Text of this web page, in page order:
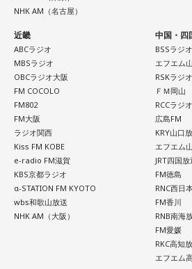
実況： 長谷川太（文化放送アナウンサ
ゲスト： 河合郁人
■番組ページ：
https://www.joqr.co.jp/qr/program/
■番組公式YouTube：
https://www.youtube.com/channel/
4zc-lcA
■メールアドレス：
lions@joqr.net
■番組X： @joqrlion
NHK AM（名古屋）
近畿
ABCラジオ
MBSラジオ
OBCラジオ大阪
FM COCOLO
FM802
FM大阪
ラジオ関西
Kiss FM KOBE
e-radio FM滋賀
KBS京都ラジオ
α-STATION FM KYOTO
wbs和歌山放送
NHK AM（大阪）
中国・四
BSSラジオ
エフエム
RSKラジオ
ＦＭ岡山
RCCラジオ
広島FM
KRY山口
エフエム
JRT四国放
FM徳島
RNC西日
FM香川
RNB南海
FM愛媛
RKC高知
エフエム